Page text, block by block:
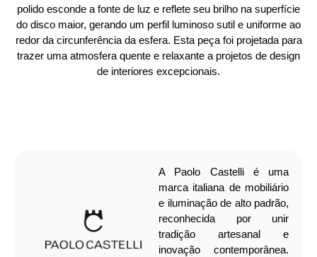
polido esconde a fonte de luz e reflete seu brilho na superfície
do disco maior, gerando um perfil luminoso sutil e uniforme ao
redor da circunferência da esfera. Esta peça foi projetada para
trazer uma atmosfera quente e relaxante a projetos de design
de interiores excepcionais.
A Paolo Castelli é uma
marca italiana de mobiliário
e iluminação de alto padrão,
reconhecida por unir
tradição artesanal e
inovação contemporânea.